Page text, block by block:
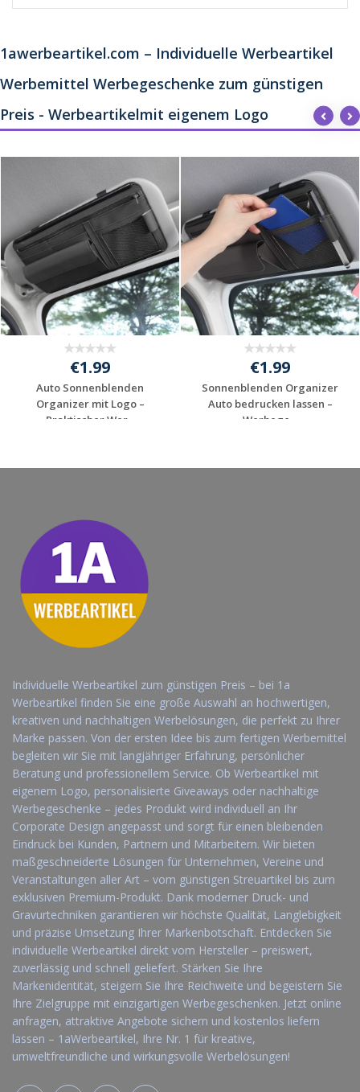
1awerbeartikel.com – Individuelle Werbeartikel
Werbemittel Werbegeschenke zum günstigen
Preis - Werbeartikelmit eigenem Logo
€1.99
Auto Sonnenblenden
Organizer mit Logo –
Praktischer Wer...
€1.99
Sonnenblenden Organizer
Auto bedrucken lassen –
Werbege...
Individuelle Werbeartikel zum günstigen Preis – bei 1a
Werbeartikel finden Sie eine große Auswahl an hochwertigen,
kreativen und nachhaltigen Werbelösungen, die perfekt zu Ihrer
Marke passen. Von der ersten Idee bis zum fertigen Werbemittel
begleiten wir Sie mit langjähriger Erfahrung, persönlicher
Beratung und professionellem Service. Ob Werbeartikel mit
eigenem Logo, personalisierte Giveaways oder nachhaltige
Werbegeschenke – jedes Produkt wird individuell an Ihr
Corporate Design angepasst und sorgt für einen bleibenden
Eindruck bei Kunden, Partnern und Mitarbeitern. Wir bieten
maßgeschneiderte Lösungen für Unternehmen, Vereine und
Veranstaltungen aller Art – vom günstigen Streuartikel bis zum
exklusiven Premium-Produkt. Dank moderner Druck- und
Gravurtechniken garantieren wir höchste Qualität, Langlebigkeit
und präzise Umsetzung Ihrer Markenbotschaft. Entdecken Sie
individuelle Werbeartikel direkt vom Hersteller – preiswert,
zuverlässig und schnell geliefert. Stärken Sie Ihre
Markenidentität, steigern Sie Ihre Reichweite und begeistern Sie
Ihre Zielgruppe mit einzigartigen Werbegeschenken. Jetzt online
anfragen, attraktive Angebote sichern und kostenlos liefern
lassen – 1aWerbeartikel, Ihre Nr. 1 für kreative,
umweltfreundliche und wirkungsvolle Werbelösungen!